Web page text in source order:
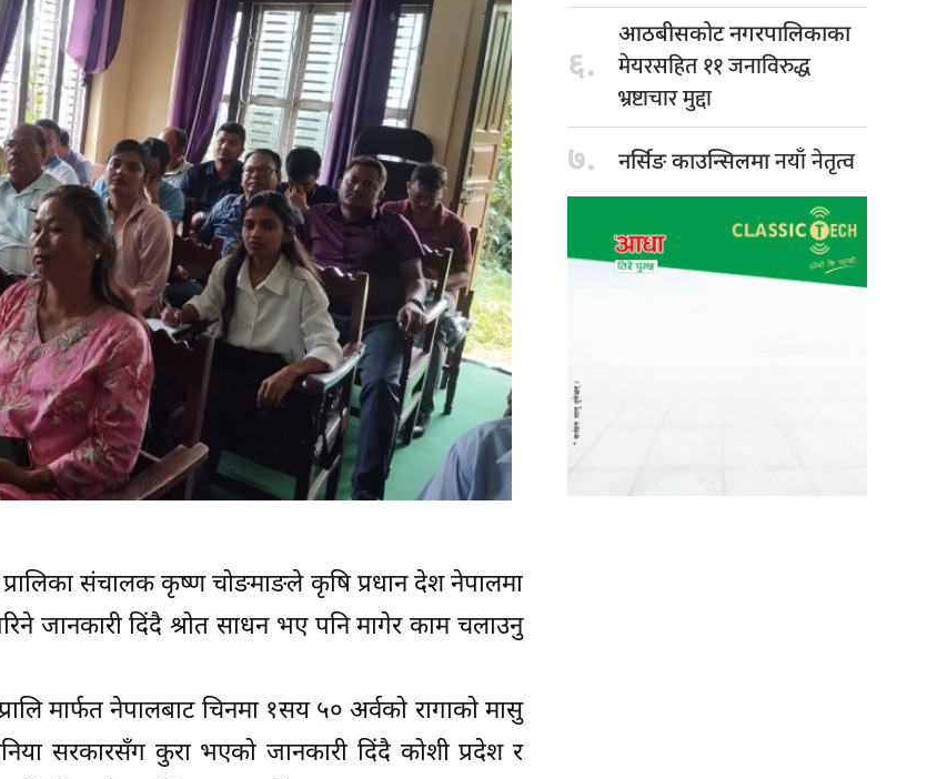
संचालक कृष्ण चोङमाङले कृषि प्रधान देश नेपालमा
जानकारी दिंदै श्रोत साधन भए पनि मागेर काम चलाउनु
मार्फत नेपालबाट चिनमा १सय ५० अर्वको रागाको मासु
सरकारसँग कुरा भएको जानकारी दिंदै कोशी प्रदेश र
६.
आठबीसकोट नगरपालिकाका
मेयरसहित ११ जनाविरुद्ध
भ्रष्टाचार मुद्दा
७. नर्सिङ काउन्सिलमानयाँ नेतृत्व